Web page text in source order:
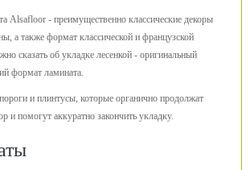
Alsafloor - преимущественно классические декоры
а также формат классической и французской
сказать об укладке лесенкой - оригинальный
формат ламината.
и плинтусы, которые органично продолжат
и помогут аккуратно закончить укладку.